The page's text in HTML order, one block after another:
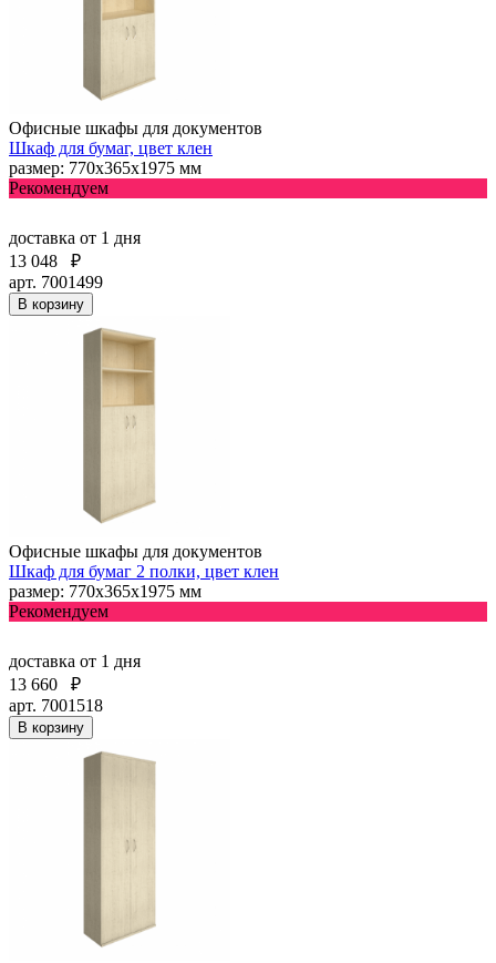
Офисные шкафы для документов
Шкаф для бумаг, цвет клен
размер: 770х365х1975 мм
Рекомендуем
доставка от 1 дня
13 048
₽
арт. 7001499
В корзину
Офисные шкафы для документов
Шкаф для бумаг 2 полки, цвет клен
размер: 770х365х1975 мм
Рекомендуем
доставка от 1 дня
13 660
₽
арт. 7001518
В корзину